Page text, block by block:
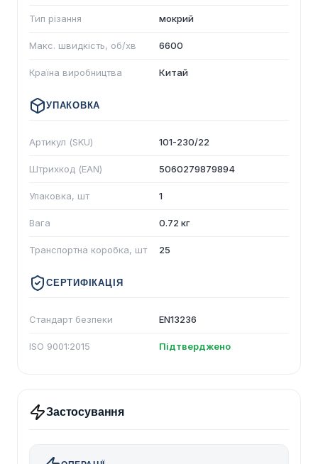
Тип різання мокрий
Макс. швидкість, об/хв 6600
Країна виробництва Китай
УПАКОВКА
Артикул (SKU) 101-230/22
Штрихкод (EAN) 5060279879894
Упаковка, шт 1
Вага 0.72 кг
Транспортна коробка, шт 25
СЕРТИФІКАЦІЯ
Стандарт безпеки EN13236
ISO 9001:2015 Підтверджено
Застосування